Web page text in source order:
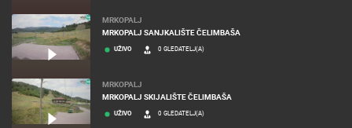
MRKOPALJ
MRKOPALJ SANJKALIŠTE ČELIMBAŠA
UŽIVO 0 GLEDATELJ(A)
MRKOPALJ
MRKOPALJ SKIJALIŠTE ČELIMBAŠA
UŽIVO 0 GLEDATELJ(A)